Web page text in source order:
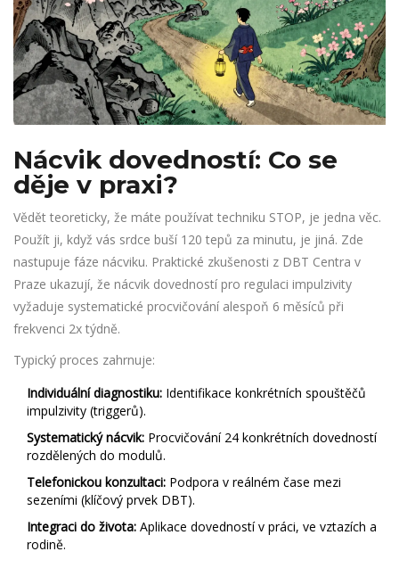
Nácvik dovedností: Co se
děje v praxi?
Vědět teoreticky, že máte používat techniku STOP, je jedna věc.
Použít ji, když vás srdce buší 120 tepů za minutu, je jiná. Zde
nastupuje fáze nácviku. Praktické zkušenosti z DBT Centra v
Praze ukazují, že nácvik dovedností pro regulaci impulzivity
vyžaduje systematické procvičování alespoň 6 měsíců při
frekvenci 2x týdně.
Typický proces zahrnuje:
Individuální diagnostiku: Identifikace konkrétních spouštěčů
impulzivity (triggerů).
Systematický nácvik: Procvičování 24 konkrétních dovedností
rozdělených do modulů.
Telefonickou konzultaci: Podpora v reálném čase mezi
sezeními (klíčový prvek DBT).
Integraci do života: Aplikace dovedností v práci, ve vztazích a
rodině.